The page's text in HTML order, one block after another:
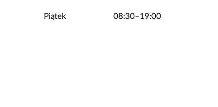
Piątek 08:30–19:00